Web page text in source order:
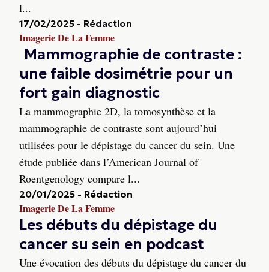
l...
17/02/2025 - Rédaction
Imagerie De La Femme
Mammographie de contraste :
une faible dosimétrie pour un
fort gain diagnostic
La mammographie 2D, la tomosynthèse et la
mammographie de contraste sont aujourd’hui
utilisées pour le dépistage du cancer du sein. Une
étude publiée dans l’American Journal of
Roentgenology compare l...
20/01/2025 - Rédaction
Imagerie De La Femme
Les débuts du dépistage du
cancer su sein en podcast
Une évocation des débuts du dépistage du cancer du